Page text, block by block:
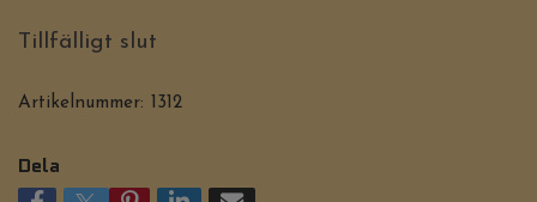
Tillfälligt slut
Artikelnummer: 1312
Dela